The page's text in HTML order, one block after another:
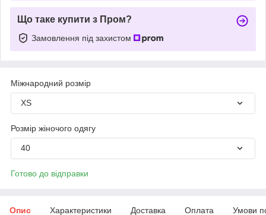
Що таке купити з Пром?
Замовлення під захистом
Міжнародний розмір
XS
Розмір жіночого одягу
40
Готово до відправки
Опис Характеристики Доставка Оплата Умови